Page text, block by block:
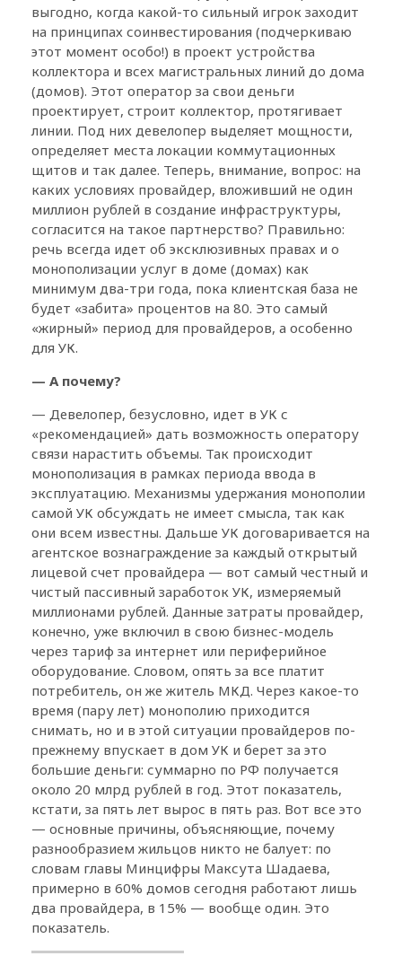
выгодно, когда какой-то сильный игрок заходит
на принципах соинвестирования (подчеркиваю
этот момент особо!) в проект устройства
коллектора и всех магистральных линий до дома
(домов). Этот оператор за свои деньги
проектирует, строит коллектор, протягивает
линии. Под них девелопер выделяет мощности,
определяет места локации коммутационных
щитов и так далее. Теперь, внимание, вопрос: на
каких условиях провайдер, вложивший не один
миллион рублей в создание инфраструктуры,
согласится на такое партнерство? Правильно:
речь всегда идет об эксклюзивных правах и о
монополизации услуг в доме (домах) как
минимум два-три года, пока клиентская база не
будет «забита» процентов на 80. Это самый
«жирный» период для провайдеров, а особенно
для УК.
— А почему?
— Девелопер, безусловно, идет в УК с
«рекомендацией» дать возможность оператору
связи нарастить объемы. Так происходит
монополизация в рамках периода ввода в
эксплуатацию. Механизмы удержания монополии
самой УК обсуждать не имеет смысла, так как
они всем известны. Дальше УК договаривается на
агентское вознаграждение за каждый открытый
лицевой счет провайдера — вот самый честный и
чистый пассивный заработок УК, измеряемый
миллионами рублей. Данные затраты провайдер,
конечно, уже включил в свою бизнес-модель
через тариф за интернет или периферийное
оборудование. Словом, опять за все платит
потребитель, он же житель МКД. Через какое-то
время (пару лет) монополию приходится
снимать, но и в этой ситуации провайдеров по-
прежнему впускает в дом УК и берет за это
большие деньги: суммарно по РФ получается
около 20 млрд рублей в год. Этот показатель,
кстати, за пять лет вырос в пять раз. Вот все это
— основные причины, объясняющие, почему
разнообразием жильцов никто не балует: по
словам главы Минцифры Максута Шадаева,
примерно в 60% домов сегодня работают лишь
два провайдера, в 15% — вообще один. Это
показатель.